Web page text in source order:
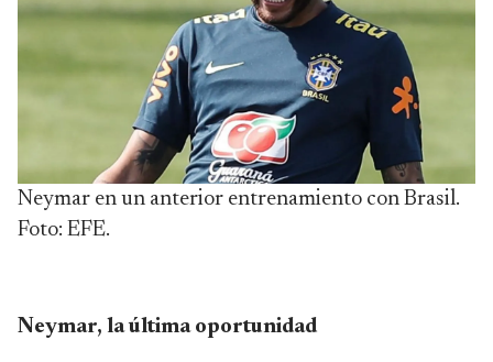
Neymar en un anterior entrenamiento con Brasil.
Foto: EFE.
Neymar, la última oportunidad